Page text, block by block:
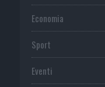
Economia
Sport
Eventi